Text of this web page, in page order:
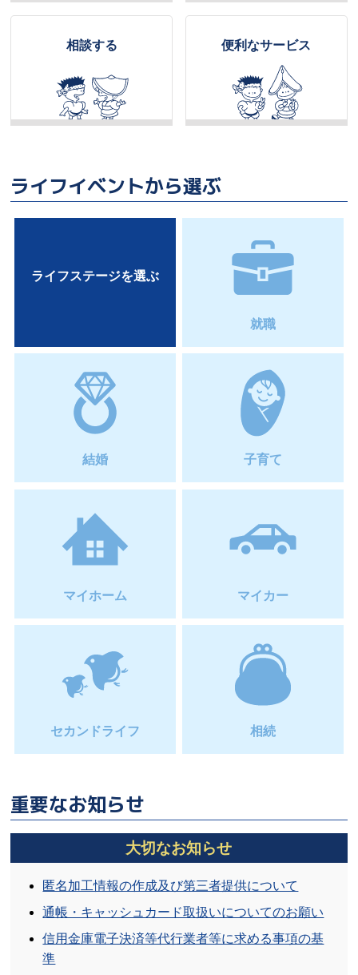
について
2026/01/16
出資に対する未払配当金のお取り扱いについて
ください
2025/12/12
2025/11/18
磁気不良になりにくいＨｉ－Ｃｏ（ハイコ）通帳の取
扱開始について
2025/11/12
でんさいライトサービスの取り扱い開始について
2025/10/30
騙る詐欺メール・詐欺電話に関する情報について
2025/10/28
払戻請求書による当座預金の支払い開始と「当座勘定
規定」の一部改定について
2025/10/21
2025/10/21
方針について
「手形・小切手の全面電子化」に向けた徳島県内金融
機関の連携について
手形・小切手の全面的な電子化に向けた取り組みなら
びに手数料の改定について
相談する 便利なサービス
ライフイベントから選ぶ
ライフステージを選ぶ
就職
結婚 子育て
マイホーム マイカー
セカンドライフ 相続
重要なお知らせ
大切なお知らせ
匿名加工情報の作成及び第三者提供について
通帳・キャッシュカード取扱いについてのお願い
信用金庫電子決済等代行業者等に求める事項の基
準